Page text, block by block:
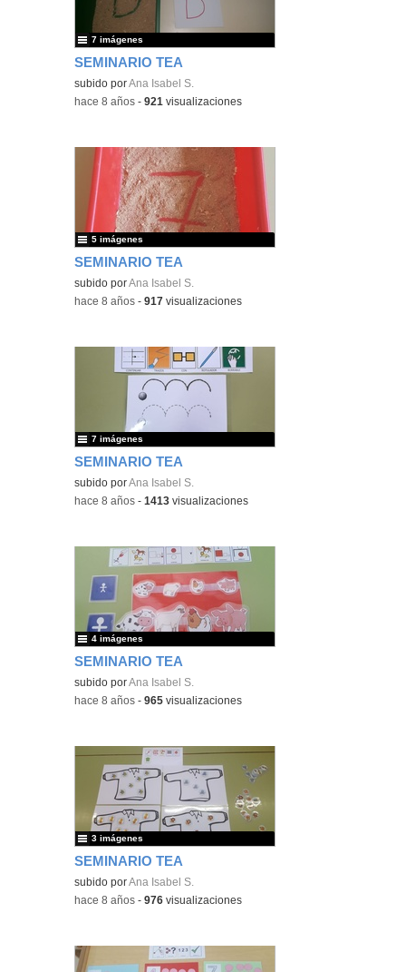
SEMINARIO TEA
subido porAna Isabel S.
7 imágenes
-hace 8 años -921 visualizaciones
SEMINARIO TEA
subido porAna Isabel S.
5 imágenes
-hace 8 años -917 visualizaciones
SEMINARIO TEA
subido porAna Isabel S.
7 imágenes
-hace 8 años -1413 visualizaciones
SEMINARIO TEA
subido porAna Isabel S.
4 imágenes
-hace 8 años -965 visualizaciones
SEMINARIO TEA
subido porAna Isabel S.
3 imágenes
-hace 8 años -976 visualizaciones